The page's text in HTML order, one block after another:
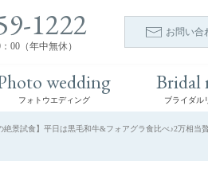
1222
00（年中無休）
お問い合
wedding
フォトウエディング
Bridal
ブライダル
絶景試食】平日は黒毛和牛&フォアグラ食比べ♪2万相